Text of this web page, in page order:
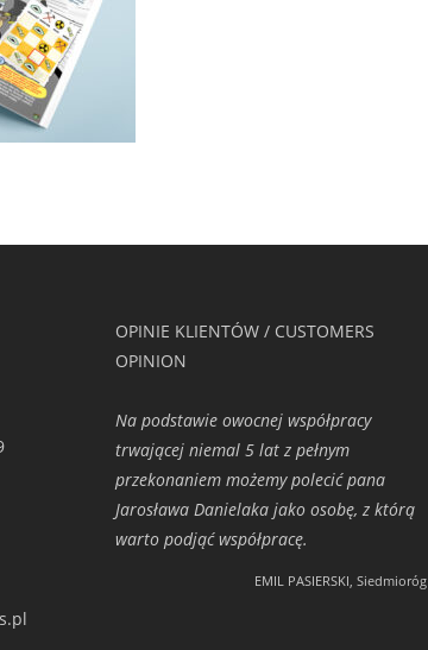
OPINIE KLIENTÓW / CUSTOMERS
OPINION
Na podstawie owocnej współpracy
trwającej niemal 5 lat z pełnym
przekonaniem możemy polecić pana
Jarosława Danielaka jako osobę, z którą
warto podjąć współpracę.
EMIL PASIERSKI, Siedmioróg